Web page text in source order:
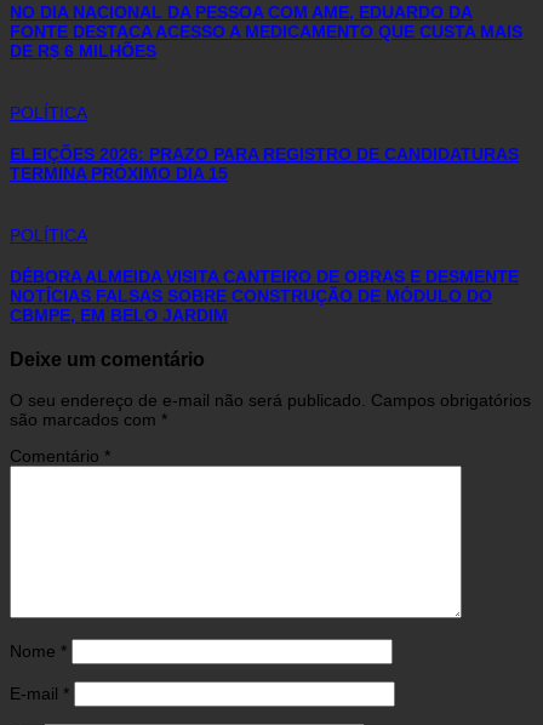
NO DIA NACIONAL DA PESSOA COM AME, EDUARDO DA
FONTE DESTACA ACESSO A MEDICAMENTO QUE CUSTA MAIS
DE R$ 6 MILHÕES
POLÍTICA
ELEIÇÕES 2026: PRAZO PARA REGISTRO DE CANDIDATURAS
TERMINA PRÓXIMO DIA 15
POLÍTICA
DÉBORA ALMEIDA VISITA CANTEIRO DE OBRAS E DESMENTE
NOTÍCIAS FALSAS SOBRE CONSTRUÇÃO DE MÓDULO DO
CBMPE, EM BELO JARDIM
Deixe um comentário
O seu endereço de e-mail não será publicado. Campos obrigatórios
são marcados com *
Comentário *
Nome *
E-mail *